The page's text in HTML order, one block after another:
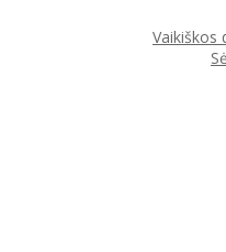
Vaikiškos